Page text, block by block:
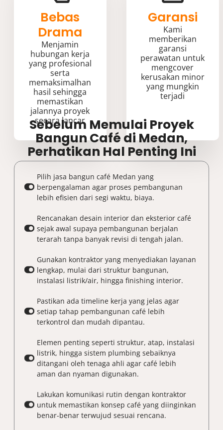
Bebas
Drama
Menjamin
hubungan kerja
yang profesional
serta
memaksimalhan
hasil sehingga
memastikan
jalannya proyek
secara lancar
Garansi
Kami
memberikan
garansi
perawatan untuk
mengcover
kerusakan minor
yang mungkin
terjadi
Sebelum Memulai Proyek
Bangun Café di Medan,
Perhatikan Hal Penting Ini
Pilih jasa bangun café Medan yang
berpengalaman agar proses pembangunan
lebih efisien dari segi waktu, biaya.
Rencanakan desain interior dan eksterior café
sejak awal supaya pembangunan berjalan
terarah tanpa banyak revisi di tengah jalan.
Gunakan kontraktor yang menyediakan layanan
lengkap, mulai dari struktur bangunan,
instalasi listrik/air, hingga finishing interior.
Pastikan ada timeline kerja yang jelas agar
setiap tahap pembangunan café lebih
terkontrol dan mudah dipantau.
Elemen penting seperti struktur, atap, instalasi
listrik, hingga sistem plumbing sebaiknya
ditangani oleh tenaga ahli agar café lebih
aman dan nyaman digunakan.
Lakukan komunikasi rutin dengan kontraktor
untuk memastikan konsep café yang diinginkan
benar-benar terwujud sesuai rencana.